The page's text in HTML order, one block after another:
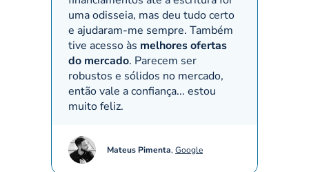
uma odisseia, mas deu tudo certo
e ajudaram-me sempre. Também
tive acesso às melhores ofertas
do mercado. Parecem ser
robustos e sólidos no mercado,
então vale a confiança... estou
muito feliz.
Mateus Pimenta, Google